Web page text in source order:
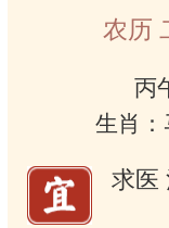
农历
丙
生肖
求医